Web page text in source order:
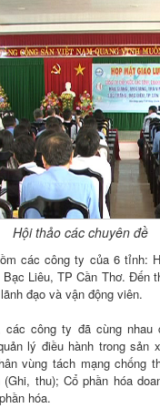
Hội thảo các chuyên đề
các công ty của 6 tỉnh:
Liêu, TP Cần Thơ. Đến
đạo và vận động viên.
các công ty đã cùng
lý điều hành trong sản
vùng tách mạng chống
thu); Cổ phần hóa
hóa.